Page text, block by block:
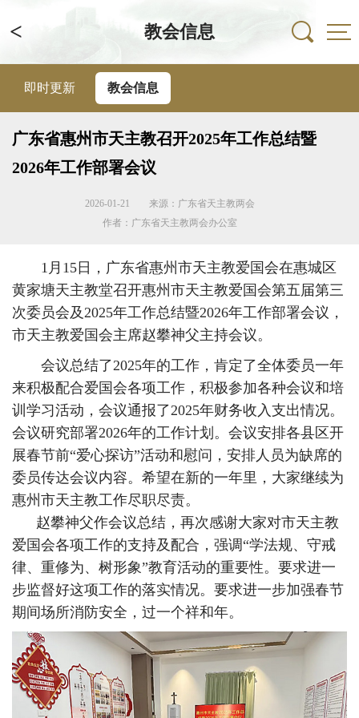
< 教会信息
即时更新 教会信息
广东省惠州市天主教召开2025年工作总结暨
2026年工作部署会议
2026-01-21
来源：广东省天主教两会
作者：广东省天主教两会办公室
1月15日，广东省惠州市天主教爱国会在惠城区
黄家塘天主教堂召开惠州市天主教爱国会第五届第三
次委员会及2025年工作总结暨2026年工作部署会议，
市天主教爱国会主席赵攀神父主持会议。
会议总结了2025年的工作，肯定了全体委员一年
来积极配合爱国会各项工作，积极参加各种会议和培
训学习活动，会议通报了2025年财务收入支出情况。
会议研究部署2026年的工作计划。会议安排各县区开
展春节前“爱心探访”活动和慰问，安排人员为缺席的
委员传达会议内容。希望在新的一年里，大家继续为
惠州市天主教工作尽职尽责。
赵攀神父作会议总结，再次感谢大家对市天主教
爱国会各项工作的支持及配合，强调“学法规、守戒
律、重修为、树形象”教育活动的重要性。要求进一
步监督好这项工作的落实情况。要求进一步加强春节
期间场所消防安全，过一个祥和年。